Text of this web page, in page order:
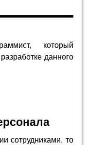
который
данного
сотрудниками, то